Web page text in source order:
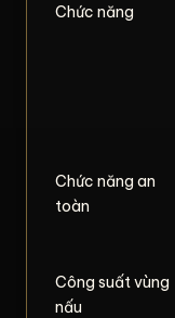
Chức năng
Chức năng an
toàn
Công suất vùng
nấu